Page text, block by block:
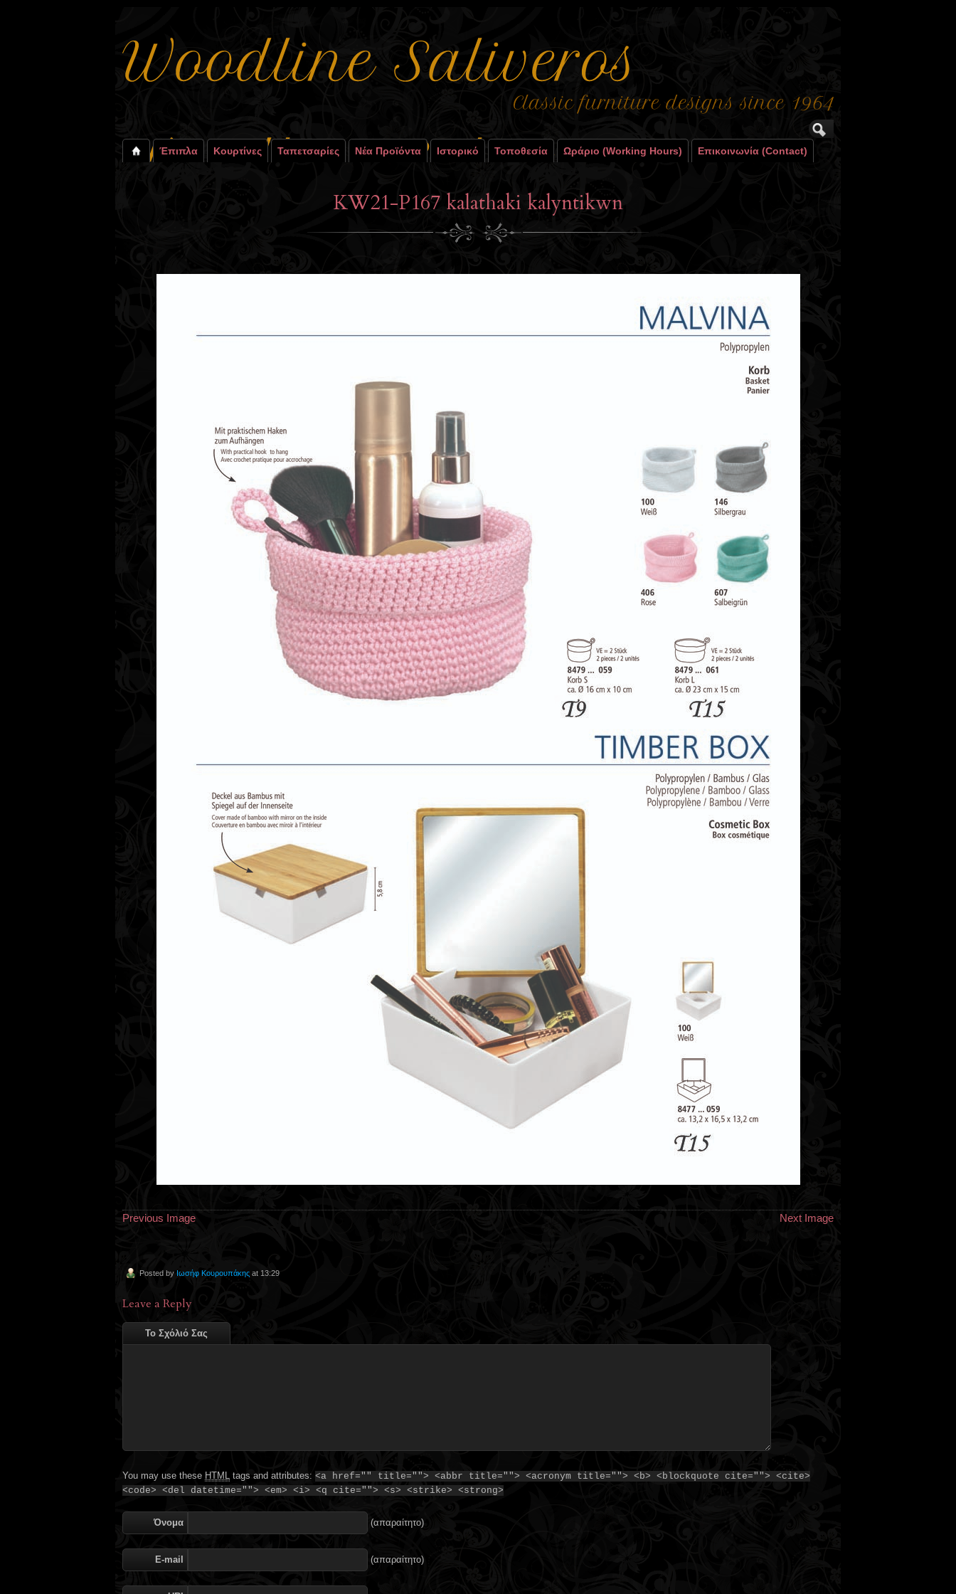
Έπιπλα Κουρτίνες Ταπετσαρίες Νέα Προϊόντα Ιστορικό Τοποθεσία Ωράριο (working Hours) Επικοινωνία (contact)
KW21-P167 kalathaki kalyntikwn
Previous Image Next Image
Posted by Ιωσήφ Κουρουπάκης at 13:29
Leave a Reply
Το Σχόλιό Σας
You may use these HTML tags and attributes: <a href="" title=""> <abbr title=""> <acronym title=""> <b> <blockquote cite=""> <cite>
<code> <del datetime=""> <em> <i> <q cite=""> <s> <strike> <strong>
Όνομα (απαραίτητο)
E-mail (απαραίτητο)